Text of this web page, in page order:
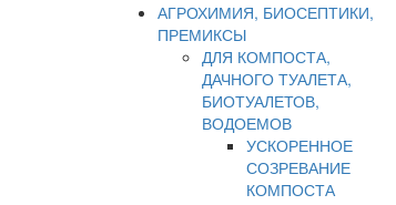
АГРОХИМИЯ, БИОСЕПТИКИ,
ПРЕМИКСЫ
ДЛЯ КОМПОСТА,
ДАЧНОГО ТУАЛЕТА,
БИОТУАЛЕТОВ,
ВОДОЕМОВ
УСКОРЕННОЕ
СОЗРЕВАНИЕ
КОМПОСТА